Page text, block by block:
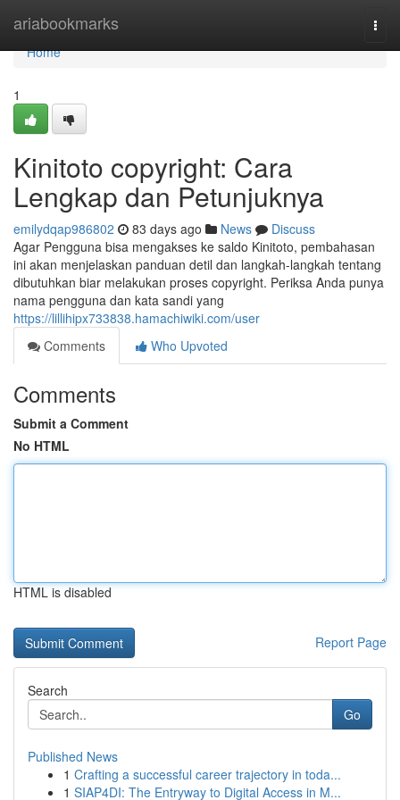
ariabookmarks
Home
Home
1
Kinitoto copyright: Cara
Lengkap dan Petunjuknya
emilydqap986802 83 days ago News
Discuss
Agar Pengguna bisa mengakses ke saldo Kinitoto, pembahasan
ini akan menjelaskan panduan detil dan langkah-langkah tentang
dibutuhkan biar melakukan proses copyright. Periksa Anda punya
nama pengguna dan kata sandi yang
https://lillihipx733838.hamachiwiki.com/user
Comments
Who Upvoted
Comments
Submit a Comment
No HTML
HTML is disabled
Report Page
Search
Go
Published News
1 Crafting a successful career trajectory in toda...
1 SIAP4DI: The Entryway to Digital Access in M...